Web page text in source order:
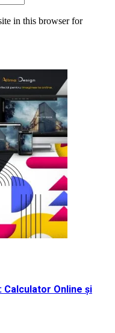
in this browser for
Calculator Online și